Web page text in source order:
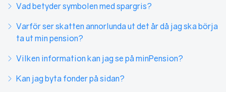
Vad betyder symbolen med spargris?
Varför ser skatten annorlunda ut det år då jag ska börja
ta ut min pension?
Vilken information kan jag se på minPension?
Kan jag byta fonder på sidan?